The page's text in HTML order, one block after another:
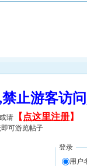
,禁止游客访
请 【 点这里注册】
可游览帖子
登录
用户